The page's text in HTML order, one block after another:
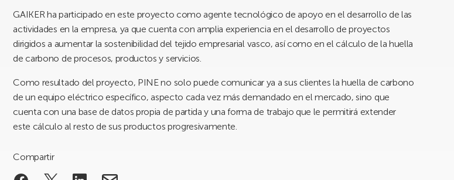
GAIKER ha participado en este proyecto como agente tecnológico de apoyo en el desarrollo de las
actividades en la empresa, ya que cuenta con amplia experiencia en el desarrollo de proyectos
dirigidos a aumentar la sostenibilidad del tejido empresarial vasco, así como en el cálculo de la huella
de carbono de procesos, productos y servicios.
Como resultado del proyecto, PINE no solo puede comunicar ya a sus clientes la huella de carbono
de un equipo eléctrico específico, aspecto cada vez más demandado en el mercado, sino que
cuenta con una base de datos propia de partida y una forma de trabajo que le permitirá extender
este cálculo al resto de sus productos progresivamente.
Compartir